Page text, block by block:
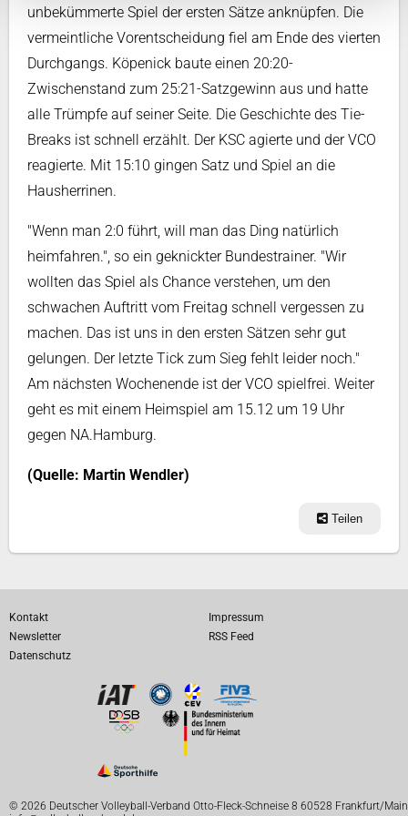
unbekümmerte Spiel der ersten Sätze anknüpfen. Die
vermeintliche Vorentscheidung fiel am Ende des vierten
Durchgangs. Köpenick baute einen 20:20-
Zwischenstand zum 25:21-Satzgewinn aus und hatte
alle Trümpfe auf seiner Seite. Die Geschichte des Tie-
Breaks ist schnell erzählt. Der KSC agierte und der VCO
reagierte. Mit 15:10 gingen Satz und Spiel an die
Hausherrinen.
"Wenn man 2:0 führt, will man das Ding natürlich
heimfahren.", so ein geknickter Bundestrainer. "Wir
wollten das Spiel als Chance verstehen, um den
schwachen Auftritt vom Freitag schnell vergessen zu
machen. Das ist uns in den ersten Sätzen sehr gut
gelungen. Der letzte Tick zum Sieg fehlt leider noch."
Am nächsten Wochenende ist der VCO spielfrei. Weiter
geht es mit einem Heimspiel am 15.12 um 19 Uhr
gegen NA.Hamburg.
(Quelle: Martin Wendler)
Teilen
Kontakt
Impressum
Newsletter
RSS Feed
Datenschutz
© 2026 Deutscher Volleyball-Verband Otto-Fleck-Schneise 8 60528 Frankfurt/Main